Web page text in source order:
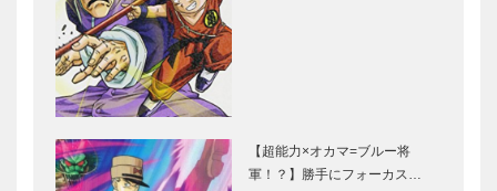
【超能力×オカマ=ブルー将
軍！？】勝手にフォーカス…